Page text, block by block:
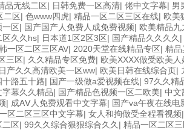
品无线二区| 日韩免费一区高清| 佬中文字幕| 男
二区| 色www四虎| 精品一区二区三区在线| 欧美
一区| 国产国产人免费人成免费视频| 欧美精品九
区久久hs| 日本道1区2区3区| 国产精品久久久久 |
一区二区三区AV| 2020天堂在线精品专区| 精品
三区| 久久精品专区免费| 欧美XXXX做受欧美人
产久久高清欧美一区ww| 欧美日韩在线综合页|
十路五十路| 国产一级做a爱视频在线| 97久久精
字幕久久精品| 国产精品色视频一区二欧美| 中文
| 成AⅤ人免费观看中文字幕| 国产va午夜在线电
区二区三区中文字幕| 女人和拘做受全程看视频
二区| 99久久综合狠狠综合久久 | 精品一区二区